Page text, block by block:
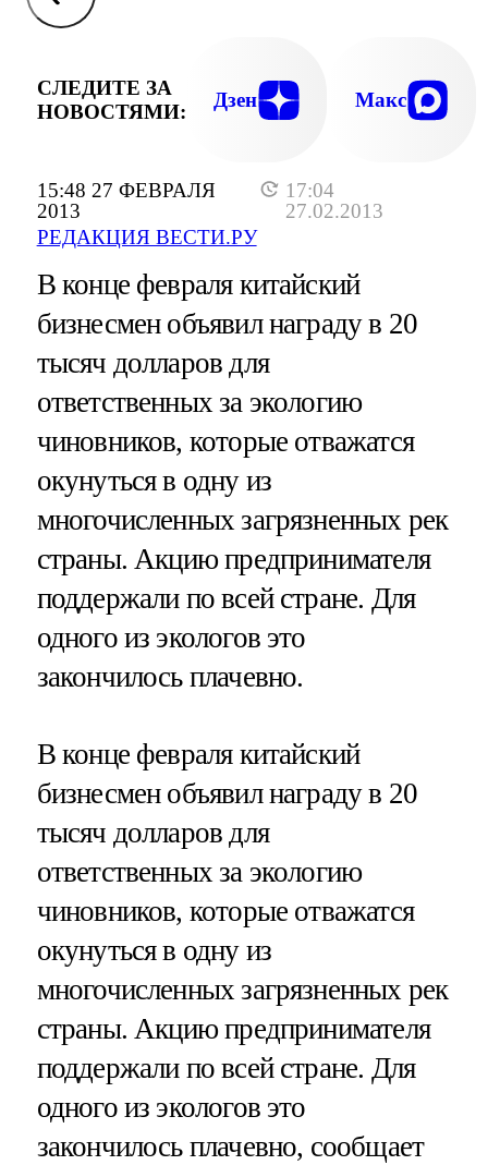
15:48 27 ФЕВРАЛЯ
2013
17:04
27.02.2013
РЕДАКЦИЯ ВЕСТИ.РУ
СЛЕДИТЕ ЗА
НОВОСТЯМИ:
Дзен Макс
В конце февраля китайский
бизнесмен объявил награду в 20
тысяч долларов для
ответственных за экологию
чиновников, которые отважатся
окунуться в одну из
многочисленных загрязненных рек
страны. Акцию предпринимателя
поддержали по всей стране. Для
одного из экологов это
закончилось плачевно.
В конце февраля китайский
бизнесмен объявил награду в 20
тысяч долларов для
ответственных за экологию
чиновников, которые отважатся
окунуться в одну из
многочисленных загрязненных рек
страны. Акцию предпринимателя
поддержали по всей стране. Для
одного из экологов это
закончилось плачевно, сообщает